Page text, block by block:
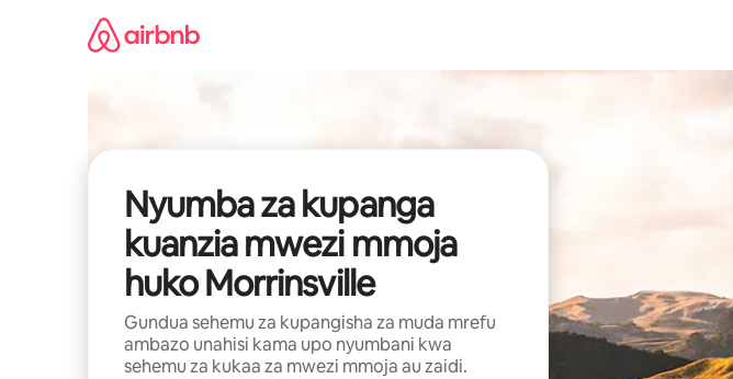
Nyumba za kupanga
kuanzia mwezi mmoja
huko Morrinsville
Gundua sehemu za kupangisha za muda mrefu
ambazo unahisi kama upo nyumbani kwa
sehemu za kukaa za mwezi mmoja au zaidi.